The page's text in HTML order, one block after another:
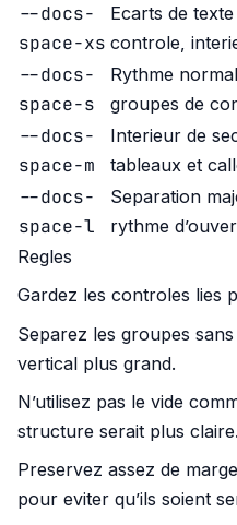
--docs-
space-xs
Ecarts de
controle,
--docs-
space-s
Rythme
groupes de
--docs-
space-m
Interieur de
tableaux et
--docs-
space-l
Separation
rythme
Regles
Gardez les controles lies
Separez les groupes
vertical plus grand.
N’utilisez pas le vide
structure serait plus claire.
Preservez assez de
pour eviter qu’ils soient